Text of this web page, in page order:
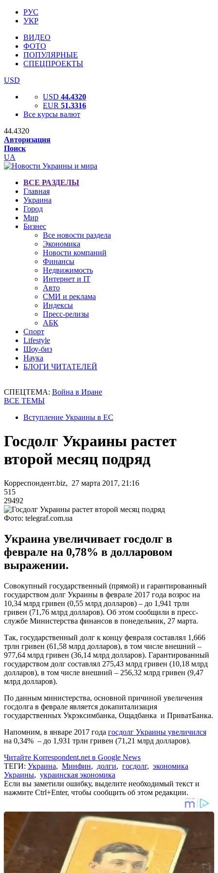
РУС
УКР
ВИДЕО
ФОТО
ПОПУЛЯРНЫЕ
СПЕЦПРОЕКТЫ
USD
USD 44.4320
EUR 51.3316
Все курсы валют
44.4320
Авторизация
Поиск
UA
ВСЕ РАЗДЕЛЫ
Главная
Украина
Город
Мир
Бизнес
Все новости раздела
Экономика
Новости компаний
Финансы
Недвижимость
Интернет и IT
Авто
СМИ и реклама
Индексы
Пресс-релизы
АБК
Спорт
Lifestyle
Шоу-биз
Наука
БЛОГИ ЧИТАТЕЛЕЙ
СПЕЦТЕМА: Война в Иране
ВСЕ ТЕМЫ
Вступление Украины в ЕС
Госдолг Украины растет
второй месяц подряд
Корреспондент.biz, 27 марта 2017, 21:16
515
29492
Фото: telegraf.com.ua
Украина увеличивает госдолг в
феврале на 0,78% в долларовом
выражении.
Совокупный государственный (прямой) и гарантированный
государством долг Украины в феврале 2017 года возрос на
10,34 млрд гривен (0,55 млрд долларов) – до 1,941 трлн
гривен (71,76 млрд долларов). Об этом сообщили в пресс-
службе Министерства финансов в понедельник, 27 марта.
Так, государственный долг к концу февраля составлял 1,666
трлн гривен (61,58 млрд долларов), в том числе внешний –
977,64 млрд гривен (36,14 млрд долларов). Гарантированный
государством долг составлял 275,43 млрд гривен (10,18 млрд
долларов), в том числе внешний – 256,32 млрд гривен (9,47
млрд долларов).
По данным министерства, основной причиной увеличения
госдолга в феврале является докапитализация
государственных Укрэксимбанка, Ощадбанка и ПриватБанка.
Напомним, в январе 2017 года госдолг Украины увеличился
на 0,34% – до 1,931 трлн гривен (71,21 млрд долларов).
Читайте Korrespondent.net в Google News
ТЕГИ: Украина, Минфин, долги, госдолг, экономика
Украины, украинская экономика
Если вы заметили ошибку, выделите необходимый текст и
нажмите Ctrl+Enter, чтобы сообщить об этом редакции.